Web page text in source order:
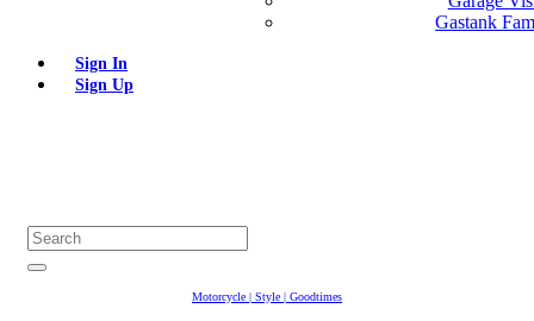
Gastank
Sign In
Sign Up
Motorcycle | Style | Goodtimes